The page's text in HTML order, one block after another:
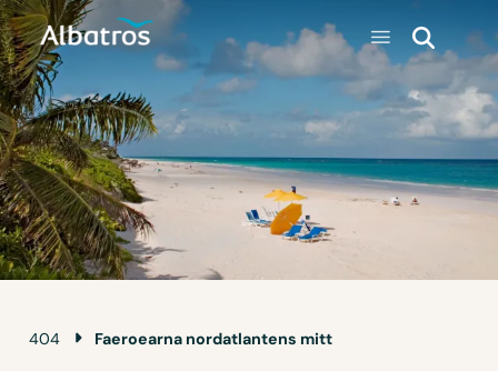
404 Faeroearna nordatlantens mitt